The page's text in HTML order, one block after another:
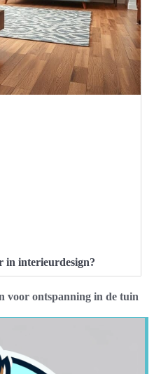
in interieurdesign?
voor ontspanning in de tuin